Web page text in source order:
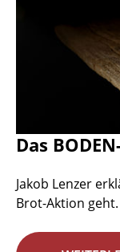
Das
Jakob Lenzer
Brot-Aktion geht.